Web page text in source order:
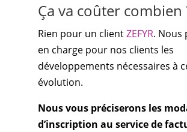
Ça va coûter combien
Rien pour un clientZEFYR. Nous
en charge pour nos clients les
développements nécessaires à
évolution.
Nous vous préciserons les
d’inscription au service de